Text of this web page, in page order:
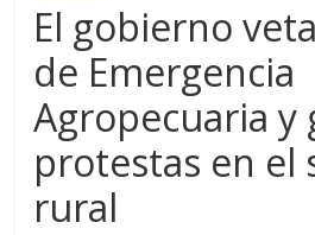
El gobierno
de Emergencia
Agropecuaria y
protestas en el
rural